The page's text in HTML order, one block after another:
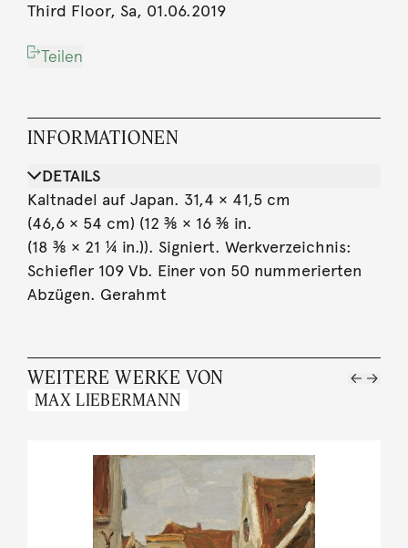
Third Floor, Sa, 01.06.2019
Teilen
INFORMATIONEN
DETAILS
Kaltnadel auf Japan. 31,4 × 41,5 cm
(46,6 × 54 cm) (12 ⅜ × 16 ⅜ in.
(18 ⅜ × 21 ¼ in.)). Signiert. Werkverzeichnis:
Schiefler 109 Vb. Einer von 50 nummerierten
Abzügen. Gerahmt
WEITERE WERKE VON
MAX LIEBERMANN